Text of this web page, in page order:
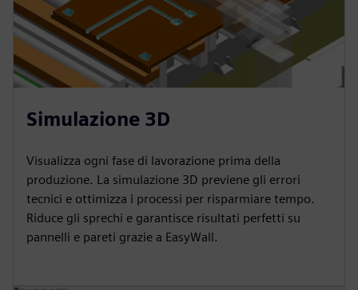
Simulazione 3D
Visualizza ogni fase di lavorazione prima della
produzione. La simulazione 3D previene gli errori
tecnici e ottimizza i processi per risparmiare tempo.
Riduce gli sprechi e garantisce risultati perfetti su
pannelli e pareti grazie a EasyWall.